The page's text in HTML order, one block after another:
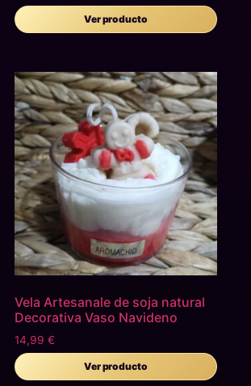
Ver producto
Vela Artesanale de soja natural
Decorativa Vaso Navideno
14,99 €
Ver producto